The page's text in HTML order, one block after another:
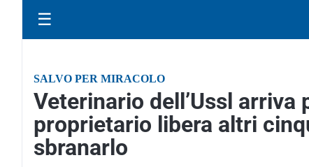
☰
SALVO PER MIRACOLO
Veterinario dell’Ussl
proprietario libera altri
sbranarlo